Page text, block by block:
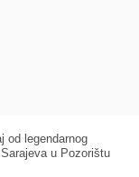
od legendarnog
u Pozorištu